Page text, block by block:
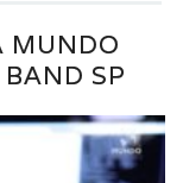
MUNDO
SP